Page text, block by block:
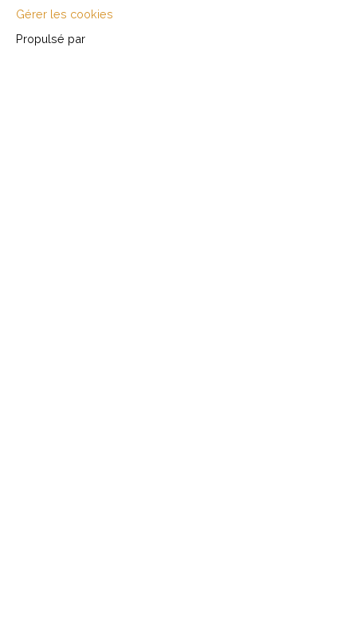
Gérer les cookies
Propulsé par